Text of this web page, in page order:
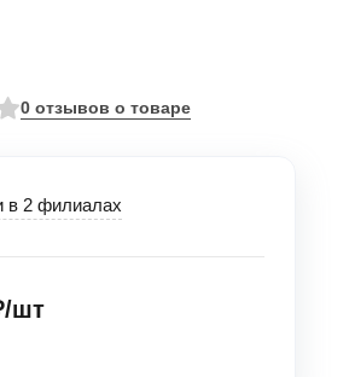
0 отзывов о товаре
в 2 филиалах
шт